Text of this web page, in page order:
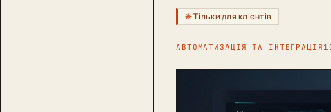
Тільки для клієнтів
АВТОМАТИЗАЦІЯ ТА ІНТЕГРАЦІЯ